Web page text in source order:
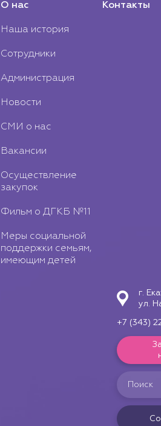
О нас
Наша история
Сотрудники
Администрация
Новости
СМИ о нас
Вакансии
Осуществление
закупок
Фильм о ДГКБ №11
Меры социальной
поддержки семьям,
имеющим детей
Контакты
г.
ул.
+7 (343)